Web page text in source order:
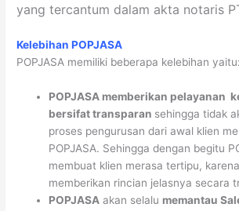
yang tercantum dalam akta notaris
Kelebihan POPJASA
POPJASA memiliki beberapa kelebihan yaitu:
POPJASA memberikan pelayanan
bersifattransparan sehingga tidak
proses pengurusan dari awal klien
POPJASA. Sehingga dengan begitu
membuat klien merasa tertipu,
memberikan rincian jelasnya secara
POPJASA akan selalu memantau